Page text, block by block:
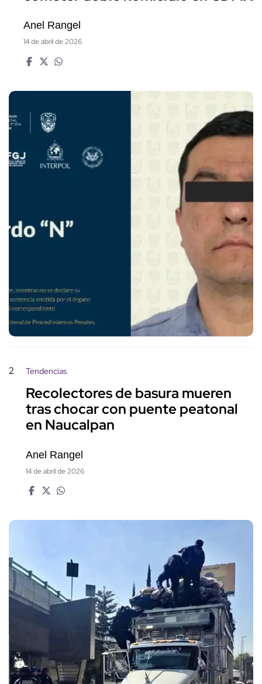
Anel Rangel
14 de abril de 2026
2 Tendencias
Recolectores de basura mueren
tras chocar con puente peatonal
en Naucalpan
Anel Rangel
14 de abril de 2026